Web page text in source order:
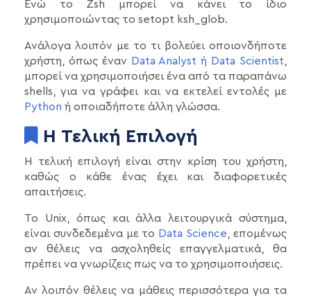
Ενώ το Zsh μπορεί να κάνει το ίδιο
χρησιμοποιώντας το setopt ksh_glob.
Ανάλογα λοιπόν με το τι βολεύει οποιονδήποτε
χρήστη, όπως έναν Data Analyst ή Data Scientist
μπορεί να χρησιμοποιήσει ένα από τα παραπάνω
shells, για να γράφει και να εκτελεί εντολές με
Python ή οποιαδήποτε άλλη γλώσσα.
Η Τελική Επιλογή
Η τελική επιλογή είναι στην κρίση του χρήστη,
καθώς ο κάθε ένας έχει και διαφορετικές
απαιτήσεις.
Το Unix, όπως και άλλα λειτουργικά σύστημα,
είναι συνδεδεμένα με το Data Science , επομένως
αν θέλεις να ασχοληθείς επαγγελματικά, θα
πρέπει να γνωρίζεις πως να το χρησιμοποιήσεις.
Αν λοιπόν θέλεις να μάθεις περισσότερα για τα